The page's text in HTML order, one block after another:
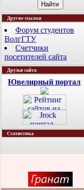
Другие ссылки
Форум студентов
ВолгГТУ
Счетчики
посетителей сайта
Друзья сайта
Ювелирный портал
Статистика